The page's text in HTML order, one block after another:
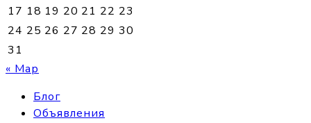
17 18 19 20 21 22 23
24 25 26 27 28 29 30
31
« Мар
Блог
Объявления